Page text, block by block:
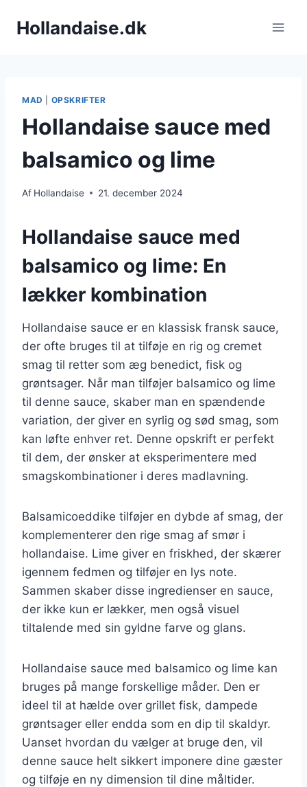
Hollandaise.dk
MAD OPSKRIFTER
Hollandaise sauce med
balsamico og lime
Af Hollandaise 21. december 2024
Hollandaise sauce med
balsamico og lime: En
lækker kombination
Hollandaise sauce er en klassisk fransk sauce,
der ofte bruges til at tilføje en rig og cremet
smag til retter som æg benedict, fisk og
grøntsager. Når man tilføjer balsamico og lime
til denne sauce, skaber man en spændende
variation, der giver en syrlig og sød smag, som
kan løfte enhver ret. Denne opskrift er perfekt
til dem, der ønsker at eksperimentere med
smagskombinationer i deres madlavning.
Balsamicoeddike tilføjer en dybde af smag, der
komplementerer den rige smag af smør i
hollandaise. Lime giver en friskhed, der skærer
igennem fedmen og tilføjer en lys note.
Sammen skaber disse ingredienser en sauce,
der ikke kun er lækker, men også visuel
tiltalende med sin gyldne farve og glans.
Hollandaise sauce med balsamico og lime kan
bruges på mange forskellige måder. Den er
ideel til at hælde over grillet fisk, dampede
grøntsager eller endda som en dip til skaldyr.
Uanset hvordan du vælger at bruge den, vil
denne sauce helt sikkert imponere dine gæster
og tilføje en ny dimension til dine måltider.